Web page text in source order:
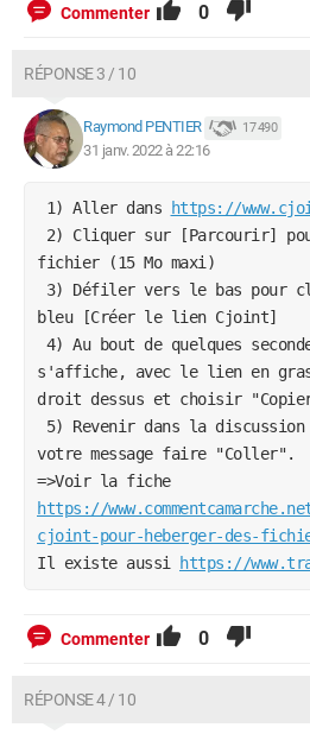
Commenter 0
RÉPONSE 3 / 10
Raymond PENTIER 17 490
31 janv. 2022 à 22:16
1) Aller dans https://
fichier (15 Mo maxi)
bleu [Créer le lien Cjoint]
s'affiche, avec le lien en
droit dessus et choisir
votre message faire "Coller".
=>Voir la fiche
https://
cjoint-pour-heberger-des-
Il existe aussi https://
Commenter 0
RÉPONSE 4 / 10